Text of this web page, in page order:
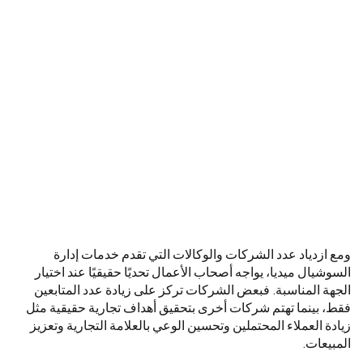
ومع ازدياد عدد الشركات والوكالات التي تقدم خدمات إدارة
السوشيال ميديا، يواجه أصحاب الأعمال تحديًا حقيقيًا عند اختيار
الجهة المناسبة. فبعض الشركات تركز على زيادة عدد المتابعين
فقط، بينما تهتم شركات أخرى بتحقيق أهداف تجارية حقيقية مثل
زيادة العملاء المحتملين وتحسين الوعي بالعلامة التجارية وتعزيز
المبيعات.